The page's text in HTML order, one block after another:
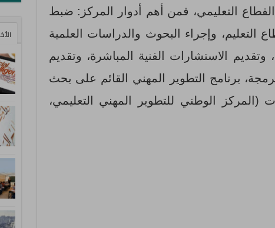
القطاع التعليمي، فمن أهم أدوار المركز: ضبط
التعليم، وإجراء البحوث والدراسات العلمية
وتقديم الاستشارات الفنية المباشرة، وتقديم
برنامج التطوير المهني القائم على بحث
(المركز الوطني للتطوير المهني التعليمي،